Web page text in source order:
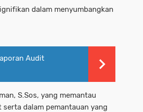
dalam menyumbangkan
Audit
S.Sos, yang memantau
dalam pemantauan yang